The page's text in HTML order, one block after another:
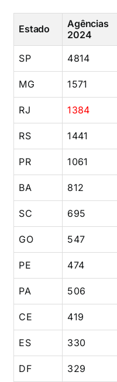
Estado
Agências
2024
SP
4814
MG 1571
RJ 1384
RS 1441
PR 1061
BA 812
SC 695
GO 547
PE 474
PA 506
CE 419
ES 330
DF 329